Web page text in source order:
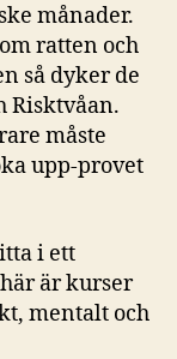
månader.
ratten och
så dyker de
Risktvåan.
måste
upp-provet
i ett
är kurser
mentalt och